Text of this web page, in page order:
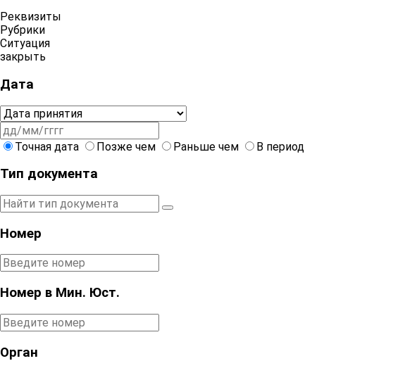
Реквизиты
Рубрики
Ситуация
закрыть
Дата
Точная дата Позже чем Раньше чем В период
Тип документа
Номер
Номер в Мин. Юст.
Орган